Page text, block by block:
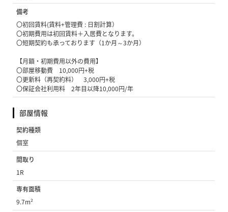
備考
〇初回賃料(賃料+管理費 : 日割計算）
〇初期費用は初回賃料＋入居費となります。
〇短期契約も承っております（1か月～3か月）
【月額・初期費用以外の費用】
〇部屋移動費 10,000円+税
〇更新料（再契約料） 3,000円+税
〇保証会社利用料 2年目以降10,000円/年
部屋情報
契約種類
個室
間取り
1R
専有面積
9.7m²